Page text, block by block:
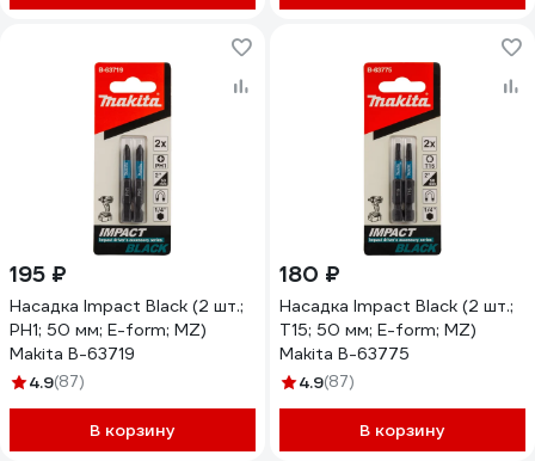
195 ₽
Насадка Impact Black (2 шт.;
PH1; 50 мм; E-form; MZ)
Makita B-63719
4.9(87)
В корзину
180 ₽
Насадка Impact Black (2 шт.;
T15; 50 мм; E-form; MZ)
Makita B-63775
4.9(87)
В корзину